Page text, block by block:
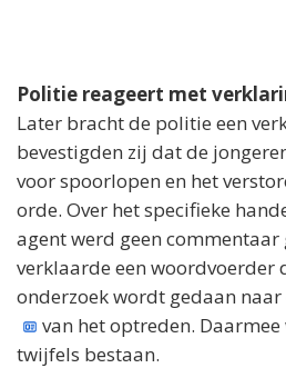
Politie reageert met
Later bracht de politie een
bevestigden zij dat de
voor spoorlopen en het
orde. Over het specifieke
agent werd geen commentaar
verklaarde een woordvoerder
onderzoek wordt gedaan naar
van het optreden.
twijfels bestaan.